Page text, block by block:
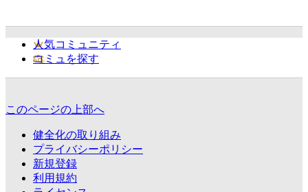
人気コミュニティ
コミュを探す
このページの上部へ
健全化の取り組み
プライバシーポリシー
新規登録
利用規約